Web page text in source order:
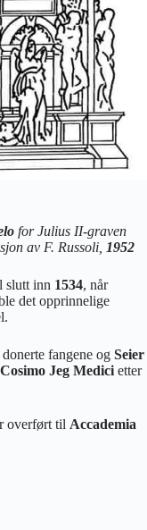
for Julius II-graven
av F. Russoli, 1952
slutt inn 1534, når
det opprinnelige
donerte fangene og Seier
Jeg Medicietter
overført til Accademia